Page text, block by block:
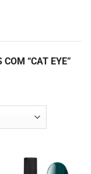
“CAT EYE”